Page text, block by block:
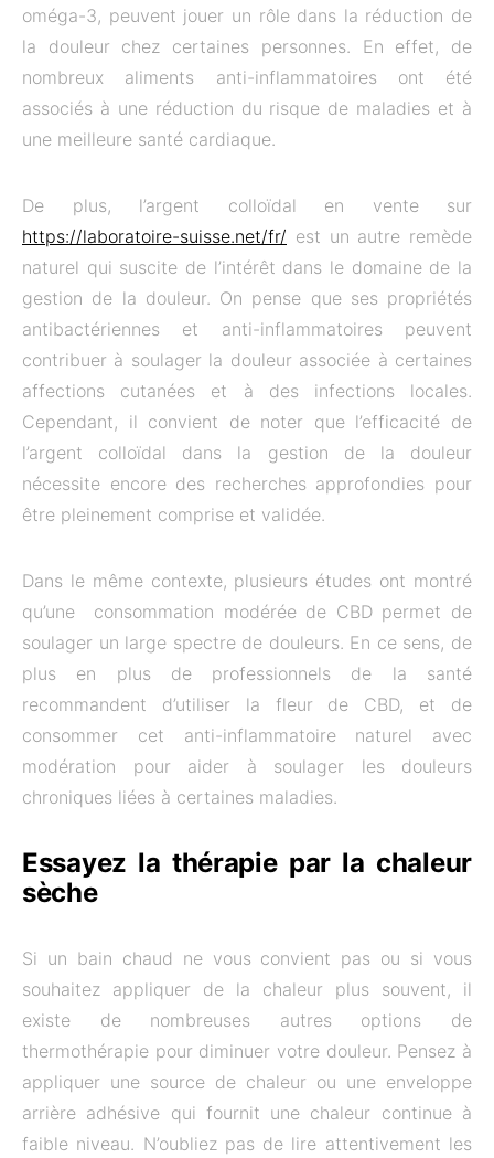
oméga-3, peuvent jouer un rôle dans la réduction de
la douleur chez certaines personnes. En effet, de
nombreux aliments anti-inflammatoires ont été
associés à une réduction du risque de maladies et à
une meilleure santé cardiaque.
De plus, l’argent colloïdal en vente sur
https://laboratoire-suisse.net/fr/ est un autre remède
naturel qui suscite de l’intérêt dans le domaine de la
gestion de la douleur. On pense que ses propriétés
antibactériennes et anti-inflammatoires peuvent
contribuer à soulager la douleur associée à certaines
affections cutanées et à des infections locales.
Cependant, il convient de noter que l’efficacité de
l’argent colloïdal dans la gestion de la douleur
nécessite encore des recherches approfondies pour
être pleinement comprise et validée.
Dans le même contexte, plusieurs études ont montré
qu’une consommation modérée de CBD permet de
soulager un large spectre de douleurs. En ce sens, de
plus en plus de professionnels de la santé
recommandent d’utiliser la fleur de CBD, et de
consommer cet anti-inflammatoire naturel avec
modération pour aider à soulager les douleurs
chroniques liées à certaines maladies.
Essayez la thérapie par la chaleur
sèche
Si un bain chaud ne vous convient pas ou si vous
souhaitez appliquer de la chaleur plus souvent, il
existe de nombreuses autres options de
thermothérapie pour diminuer votre douleur. Pensez à
appliquer une source de chaleur ou une enveloppe
arrière adhésive qui fournit une chaleur continue à
faible niveau. N’oubliez pas de lire attentivement les